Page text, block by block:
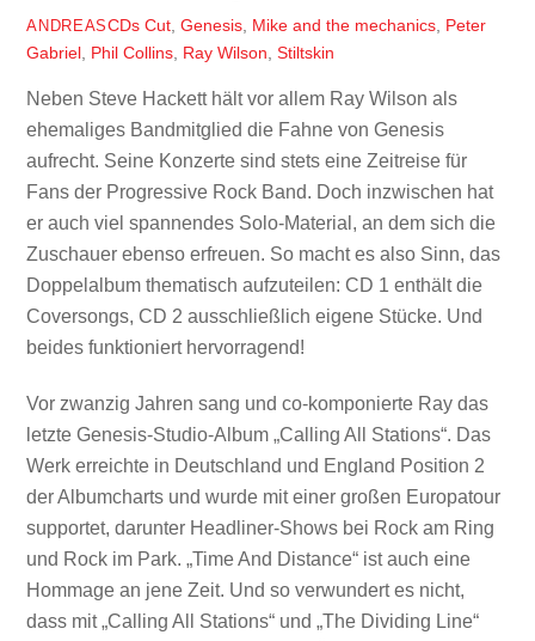
ANDREASCDs Cut, Genesis, Mike and the mechanics, Peter
Gabriel Phil Collins Ray Wilson ,Stiltskin
Neben Steve Hackett hält vor allem Ray Wilson als
ehemaliges Bandmitglied die Fahne von Genesis
aufrecht. Seine Konzerte sind stets eine Zeitreise für
Fans der Progressive Rock Band. Doch inzwischen hat
er auch viel spannendes Solo-Material, an dem sich die
Zuschauer ebenso erfreuen. So macht es also Sinn, das
Doppelalbum thematisch aufzuteilen: CD 1 enthält die
Coversongs, CD 2 ausschließlich eigene Stücke. Und
beides funktioniert hervorragend!
Vor zwanzig Jahren sang und co-komponierte Ray das
letzte Genesis-Studio-Album „Calling All Stations“. Das
Werk erreichte in Deutschland und England Position 2
der Albumcharts und wurde mit einer großen Europatour
supportet, darunter Headliner-Shows bei Rock am Ring
und Rock im Park. „Time And Distance“ ist auch eine
Hommage an jene Zeit. Und so verwundert es nicht,
dass mit „Calling All Stations“ und „The Dividing Line“